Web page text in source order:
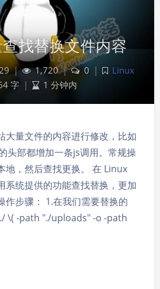
找替换文件内容
| 1,720 | 0 |
Linux
字 | 1 分钟内
大量文件的内容进行修改，比如
头部都增加一条js调用。常规操
地，然后查找更换。 在 Linux
系统提供的功能查找替换，更加
作步骤： 1.在我们需要替换的
\( -path "./uploads" -o -path